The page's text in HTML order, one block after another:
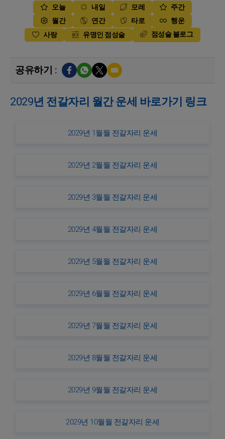
오늘 내일 모레
주간
월간
연간 타로
행운
사랑
유명인 점성술 점성술 블로그
공유하기 :
2029년 전갈자리 월간 운세 바로가기 링크
2029년 1월월 전갈자리 운세
2029년 2월월 전갈자리 운세
2029년 3월월 전갈자리 운세
2029년 4월월 전갈자리 운세
2029년 5월월 전갈자리 운세
2029년 6월월 전갈자리 운세
2029년 7월월 전갈자리 운세
2029년 8월월 전갈자리 운세
2029년 9월월 전갈자리 운세
2029년 10월월 전갈자리 운세